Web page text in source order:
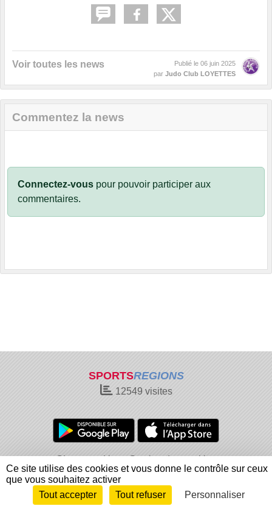
Voir toutes les news Publié le 06 juin 2025
par Judo Club LOYETTES
Commentez la news
Connectez-vous pour pouvoir participer aux
commentaires.
SPORTSREGIONS
12549 visites
Charte cookies
Gestion des cookies
Informations légales
Signaler un contenu inapproprié
Envie de participer ? Connexion
Ce site utilise des cookies et vous donne le contrôle sur ceux
que vous souhaitez activer
Tout accepter
Tout refuser Personnaliser